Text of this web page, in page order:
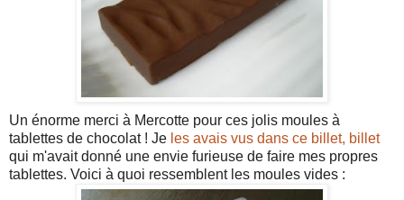
Un énorme merci à Mercotte pour ces jolis moules à
tablettes de chocolat ! Je les avais vus dans ce billet, billet
qui m'avait donné une envie furieuse de faire mes propres
tablettes. Voici à quoi ressemblent les moules vides :